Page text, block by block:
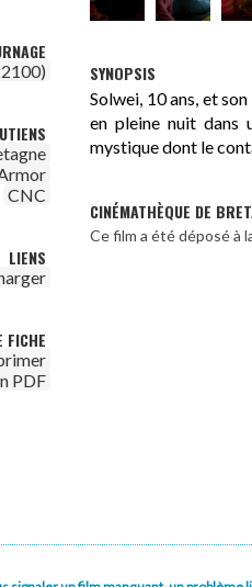
CNC
LIENS
FICHE
PDF
SYNOPSIS
Solwei, 10 ans, et
en pleine nuit dans
mystique dont le
CINÉMATHÈQUE DE
Ce film a été déposé à